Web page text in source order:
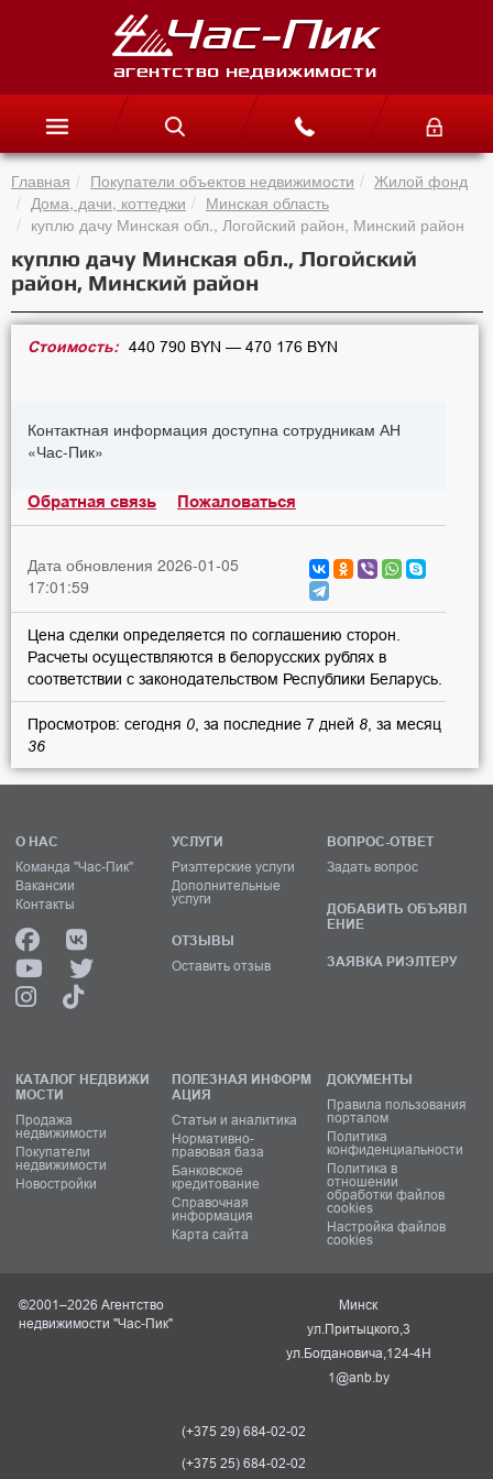
Главная Покупатели объектов недвижимости
Жилой фонд
Дома, дачи, коттеджи
Минская область
куплю дачу Минская обл., Логойский район, Минский район
куплю дачу Минская обл., Логойский
район, Минский район
Стоимость: 440 790 BYN — 470 176 BYN
Контактная информация доступна сотрудникам АН
«Час-Пик»
Обратная связь Пожаловаться
Дата обновления 2026-01-05
17:01:59
Цена сделки определяется по соглашению сторон.
Расчеты осуществляются в белорусских рублях в
соответствии с законодательством Республики Беларусь.
Просмотров: сегодня 0 , за последние 7 дней 8 , за месяц
36
О НАС
Команда "Час-Пик"
Вакансии
Контакты
УСЛУГИ
Риэлтерские услуги
Дополнительные
услуги
ОТЗЫВЫ
Оставить отзыв
ВОПРОС-ОТВЕТ
Задать вопрос
ДОБАВИТЬ ОБЪЯВЛ
ЕНИЕ
ЗАЯВКА РИЭЛТЕРУ
КАТАЛОГ НЕДВИЖИ
МОСТИ
Продажа
недвижимости
Покупатели
недвижимости
Новостройки
ПОЛЕЗНАЯ ИНФОРМ
АЦИЯ
Статьи и аналитика
Нормативно-
правовая база
Банковское
кредитование
Справочная
информация
Карта сайта
ДОКУМЕНТЫ
Правила пользования
порталом
Политика
конфиденциальности
Политика в
отношении
обработки файлов
cookies
Настройка файлов
cookies
©2001–2026 Агентство
недвижимости "Час-Пик"
Минск
ул.Притыцкого,3
ул.Богдановича,124-4Н
1@anb.by
(+375 29) 684-02-02
(+375 25) 684-02-02